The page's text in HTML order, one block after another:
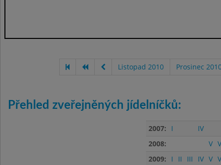
Listopad 2010 Prosinec
Přehled zveřejněných jídelníčků:
2007: I
IV
2008:
V
2009:
I II III IV V